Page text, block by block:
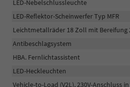
LED-Nebelschlussleuchte
LED-Reflektor-Scheinwerfer Typ MFR
Leichtmetallräder 18 Zoll mit Bereifung
Antibeschlagsystem
HBA. Fernlichtassistent
LED-Heckleuchten
Vehicle-to-Load (V2L), 230V-Anschluss